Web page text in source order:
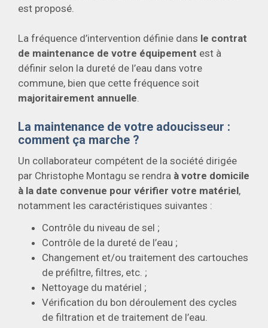
est proposé.
La fréquence d’intervention définie dans le contrat
de maintenance de votre équipement est à
définir selon la dureté de l’eau dans votre
commune, bien que cette fréquence soit
majoritairement annuelle
La maintenance de votre adoucisseur :
comment ça marche ?
Un collaborateur compétent de la société dirigée
par Christophe Montagu se rendra à votre domicile
à la date convenue pour vérifier votre matériel,
notamment les caractéristiques suivantes :
Contrôle du niveau de sel ;
Contrôle de la dureté de l’eau ;
Changement et/ou traitement des cartouches
de préfiltre, filtres, etc. ;
Nettoyage du matériel ;
Vérification du bon déroulement des cycles
de filtration et de traitement de l’eau.